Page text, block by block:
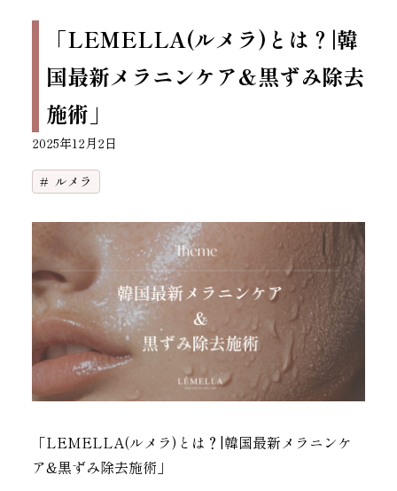
「LEMELLA(ルメラ)とは？|韓
国最新メラニンケア&黒ずみ除去
施術」
2025年12月2日
ルメラ
「LEMELLA(ルメラ)とは？|韓国最新メラニンケ
ア&黒ずみ除去施術」